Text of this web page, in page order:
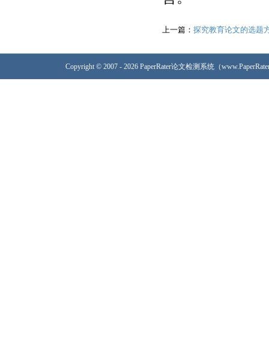
上一篇： 探究教育论文的选题
Copyright © 2007 - 2026 PaperRater论文检测系统（